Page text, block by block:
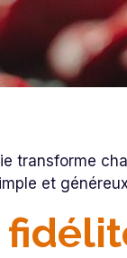
transforme
et